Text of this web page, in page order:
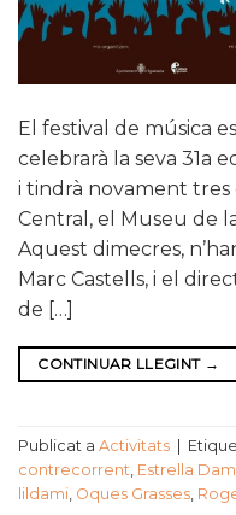
El festival de música
celebrarà la seva 31a
i tindrà novament tres
Central, el Museu de
Aquest dimecres,
Marc Castells, i el
de […]
CONTINUAR LLEGINT →
Publicat a Activitats
contrecorrent, Estrella
lildami, Oques Grasses,